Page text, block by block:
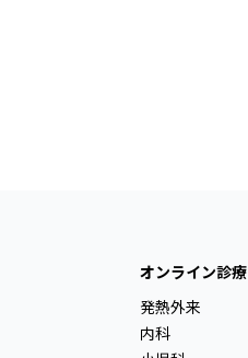
オンライン診療
発熱外来
内科